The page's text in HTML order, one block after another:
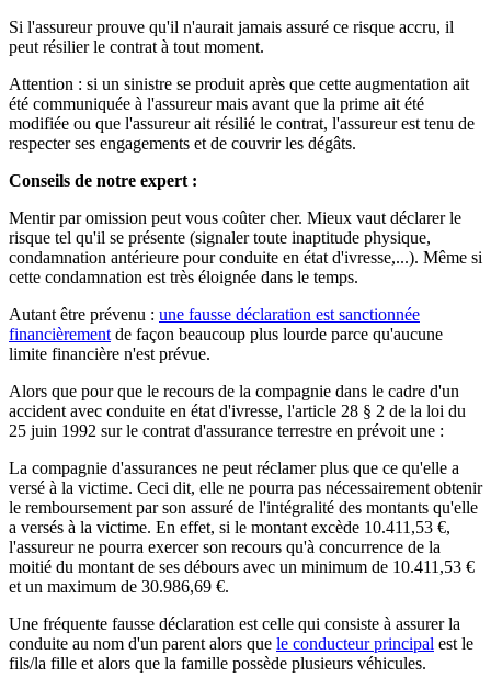
Si l'assureur prouve qu'il n'aurait jamais assuré ce risque accru, il
peut résilier le contrat à tout moment.
Attention : si un sinistre se produit après que cette augmentation ait
été communiquée à l'assureur mais avant que la prime ait été
modifiée ou que l'assureur ait résilié le contrat, l'assureur est tenu de
respecter ses engagements et de couvrir les dégâts.
Conseils de notre expert :
Mentir par omission peut vous coûter cher. Mieux vaut déclarer le
risque tel qu'il se présente (signaler toute inaptitude physique,
condamnation antérieure pour conduite en état d'ivresse,...). Même si
cette condamnation est très éloignée dans le temps.
Autant être prévenu : une fausse déclaration est sanctionnée
financièrement de façon beaucoup plus lourde parce qu'aucune
limite financière n'est prévue.
Alors que pour que le recours de la compagnie dans le cadre d'un
accident avec conduite en état d'ivresse, l'article 28 § 2 de la loi du
25 juin 1992 sur le contrat d'assurance terrestre en prévoit une :
La compagnie d'assurances ne peut réclamer plus que ce qu'elle a
versé à la victime. Ceci dit, elle ne pourra pas nécessairement obtenir
le remboursement par son assuré de l'intégralité des montants qu'elle
a versés à la victime. En effet, si le montant excède 10.411,53 €,
l'assureur ne pourra exercer son recours qu'à concurrence de la
moitié du montant de ses débours avec un minimum de 10.411,53 €
et un maximum de 30.986,69 €.
Une fréquente fausse déclaration est celle qui consiste à assurer la
conduite au nom d'un parent alors que le conducteur principal est le
fils/la fille et alors que la famille possède plusieurs véhicules.